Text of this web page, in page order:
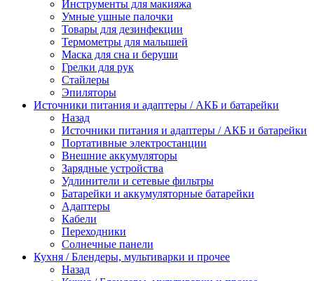
Инструменты для макияжа
Умные ушные палочки
Товары для дезинфекции
Термометры для малышей
Маска для сна и беруши
Грелки для рук
Стайлеры
Эпиляторы
Источники питания и адаптеры / АКБ и батарейки
Назад
Источники питания и адаптеры / АКБ и батарейки
Портативные электростанции
Внешние аккумуляторы
Зарядные устройства
Удлинители и сетевые фильтры
Батарейки и аккумуляторные батарейки
Адаптеры
Кабели
Переходники
Солнечные панели
Кухня / Блендеры, мультиварки и прочее
Назад